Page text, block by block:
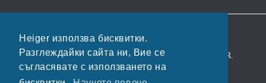
Heiger използва бисквитки.
Разглеждайки сайта ни, Вие се
съгласявате с използването на
Нашият онлайн магазин е 100% съобразен с GDPR.
Прочетете нашата политика